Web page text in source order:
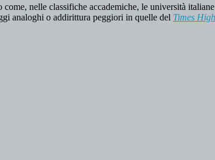
nelle classifiche accademiche, le università
analoghi o addirittura peggiori in quelle del Times